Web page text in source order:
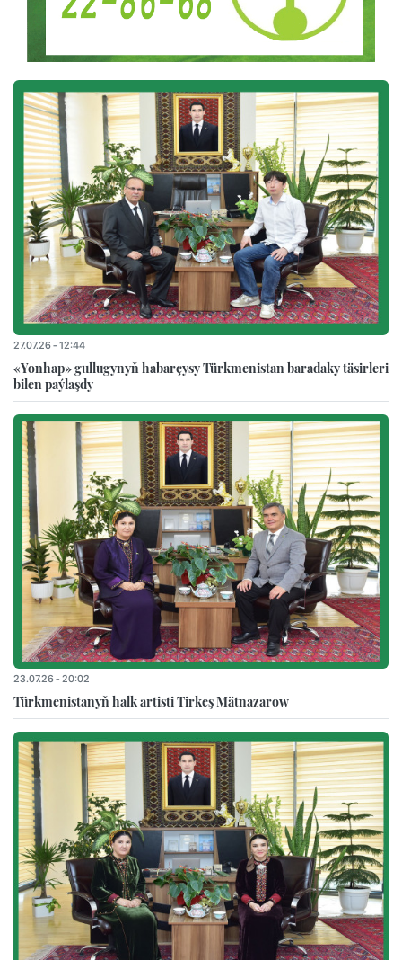
27.07.26 - 12:44
«Yonhap» gullugynyň habarçysy Türkmenistan baradaky täsirleri
bilen paýlaşdy
23.07.26 - 20:02
Türkmenistanyň halk artisti Tirkeş Mätnazarow